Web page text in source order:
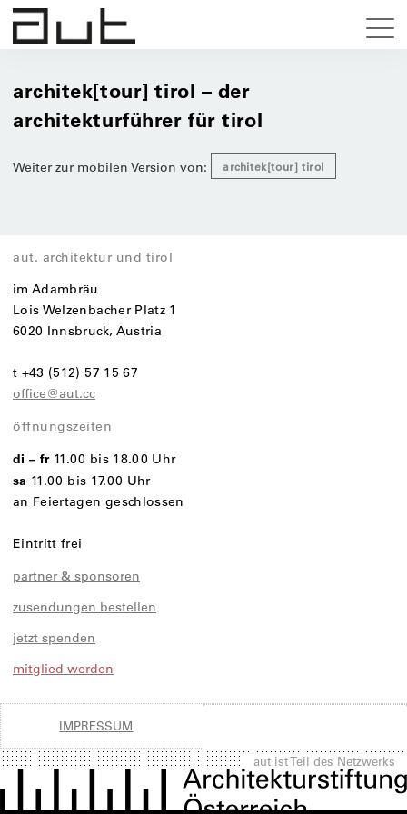
architek[tour] tirol – der
architekturführer für tirol
Weiter zur mobilen Version von: architek[tour] tirol
aut. architektur und tirol
im Adambräu
Lois Welzenbacher Platz 1
6020 Innsbruck, Austria
t +43 (512) 57 15 67
office@aut.cc
öffnungszeiten
di – fr 11.00 bis 18.00 Uhr
sa 11.00 bis 17.00 Uhr
an Feiertagen geschlossen
Eintritt frei
partner & sponsoren
zusendungen bestellen
jetzt spenden
mitglied werden
IMPRESSUM
aut ist Teil des Netzwerks